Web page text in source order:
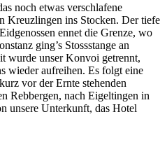
noch etwas verschlafene
Kreuzlingen ins Stocken. Der tiefe
ennet die Grenze, wo
ging’s Stossstange an
wurde unser Konvoi getrennt,
wieder aufreihen. Es folgt eine
vor der Ernte stehenden
Rebbergen, nach Eigeltingen in
unsere Unterkunft, das Hotel